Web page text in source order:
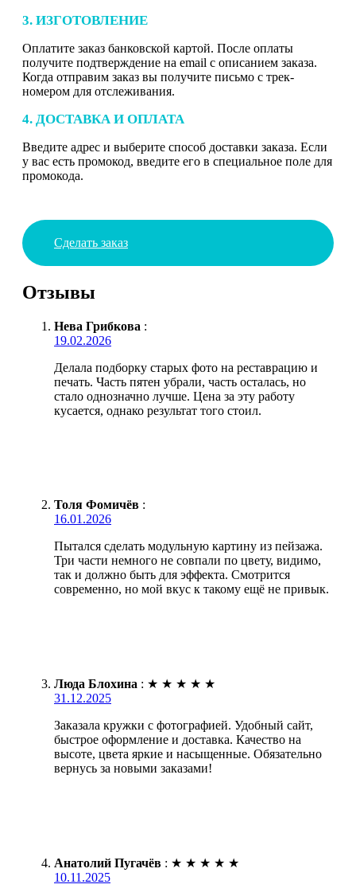
3. ИЗГОТОВЛЕНИЕ
Оплатите заказ банковской картой. После оплаты
получите подтверждение на email с описанием заказа.
Когда отправим заказ вы получите письмо с трек-
номером для отслеживания.
4. ДОСТАВКА И ОПЛАТА
Введите адрес и выберите способ доставки заказа. Если
у вас есть промокод, введите его в специальное поле для
промокода.
Сделать заказ
Отзывы
Нева Грибкова :
19.02.2026
Делала подборку старых фото на реставрацию и
печать. Часть пятен убрали, часть осталась, но
стало однозначно лучше. Цена за эту работу
кусается, однако результат того стоил.
Толя Фомичёв :
16.01.2026
Пытался сделать модульную картину из пейзажа.
Три части немного не совпали по цвету, видимо,
так и должно быть для эффекта. Смотрится
современно, но мой вкус к такому ещё не привык.
Люда Блохина : ★ ★ ★ ★ ★
31.12.2025
Заказала кружки с фотографией. Удобный сайт,
быстрое оформление и доставка. Качество на
высоте, цвета яркие и насыщенные. Обязательно
вернусь за новыми заказами!
Анатолий Пугачёв : ★ ★ ★ ★ ★
10.11.2025